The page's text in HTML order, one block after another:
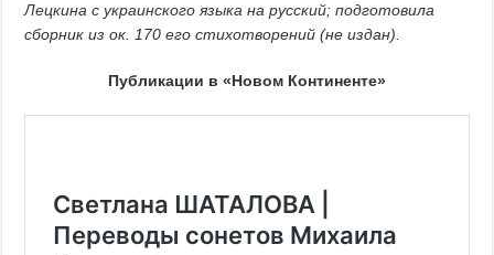
Лецкина с украинского языка на русский; подготовила
сборник из ок. 170 его стихотворений (не издан).
Публикации в «Новом Континенте»